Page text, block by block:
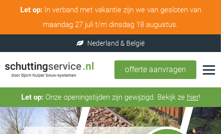
Let op:In verband met vakantie zijn we van gesloten van
maandag 27 juli t/m dinsdag 18 augustus.
offerte aanvragen
Let op:Onze openingstijden zijn gewijzigd. Bekijk ze hier!